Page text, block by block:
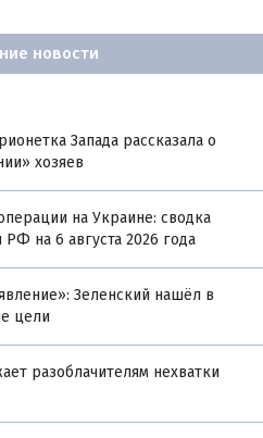
новости
Запада рассказала о
хозяев
на Украине: сводка
на 6 августа 2026 года
Зеленский нашёл в
цели
разоблачителям нехватки